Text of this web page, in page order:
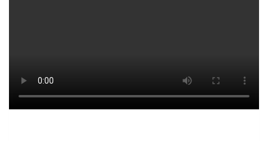
CÔNG TRÌNH THỦY LỢI TRONG MÙA MƯA BÃO